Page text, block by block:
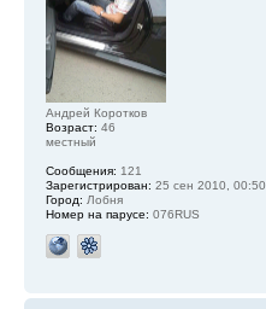
Андрей Коротков
Возраст: 46
местный
Сообщения: 121
Зарегистрирован: 25 сен 2010, 00:50
Город: Лобня
Номер на парусе: 076RUS